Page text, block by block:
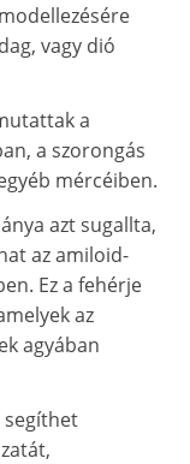
vagy dió
a
a szorongás
mércéiben.
azt sugallta,
az amiloid-
Ez a fehérje
az
agyában
segíthet